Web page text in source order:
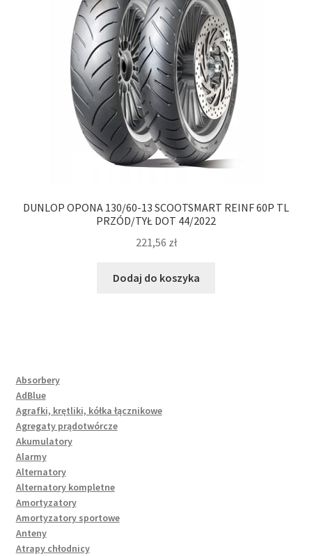
DUNLOP OPONA 130/60-13 SCOOTSMART REINF 60P TL
PRZÓD/TYŁ DOT 44/2022
221,56 zł
Dodaj do koszyka
Absorbery
AdBlue
Agrafki, krętliki, kółka łącznikowe
Agregaty prądotwórcze
Akumulatory
Alarmy
Alternatory
Alternatory kompletne
Amortyzatory
Amortyzatory sportowe
Anteny
Atrapy chłodnicy